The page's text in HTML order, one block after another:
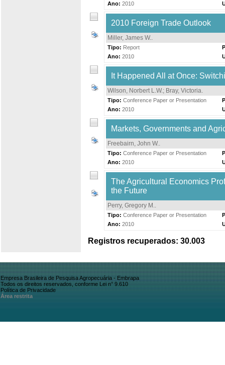
Ano: 2010
2010 Foreign Trade Outlook
Miller, James W..
Tipo: Report
Ano: 2010
It Happened All at Once:
Wilson, Norbert L.W.; Bray, Victoria.
Tipo: Conference Paper or Presentation
Ano: 2010
Markets, Governments and
Freebairn, John W..
Tipo: Conference Paper or Presentation
Ano: 2010
The Agricultural Economics
the Future
Perry, Gregory M..
Tipo: Conference Paper or Presentation
Ano: 2010
Registros recuperados: 30.003
Empresa Brasileira de Pesquisa Agropecuária - Embrapa
Todos os direitos reservados, conforme Lei n° 9.610
Política de Privacidade
Área restrita